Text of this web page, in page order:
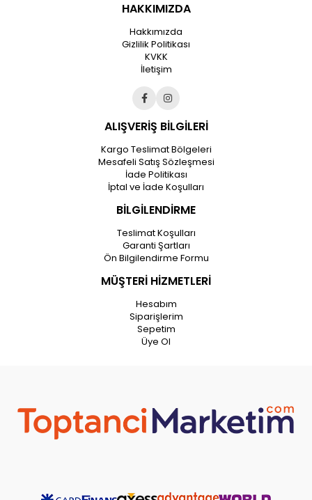
HAKKIMIZDA
Hakkımızda
Gizlilik Politikası
KVKK
İletişim
ALIŞVERİŞ BİLGİLERİ
Kargo Teslimat Bölgeleri
Mesafeli Satış Sözleşmesi
İade Politikası
İptal ve İade Koşulları
BİLGİLENDİRME
Teslimat Koşulları
Garanti Şartları
Ön Bilgilendirme Formu
MÜŞTERİ HİZMETLERİ
Hesabım
Siparişlerim
Sepetim
Üye Ol